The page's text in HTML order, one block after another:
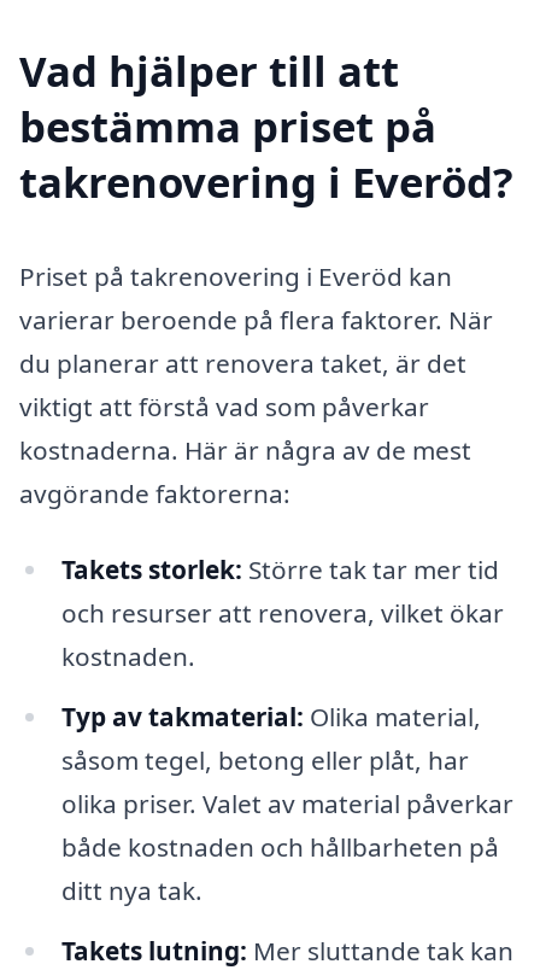
Vad hjälper till att
bestämma priset på
takrenovering i Everöd?
Priset på takrenovering i Everöd kan
varierar beroende på flera faktorer. När
du planerar att renovera taket, är det
viktigt att förstå vad som påverkar
kostnaderna. Här är några av de mest
avgörande faktorerna:
Takets storlek: Större tak tar mer tid
och resurser att renovera, vilket ökar
kostnaden.
Typ av takmaterial: Olika material,
såsom tegel, betong eller plåt, har
olika priser. Valet av material påverkar
både kostnaden och hållbarheten på
ditt nya tak.
Takets lutning: Mer sluttande tak kan